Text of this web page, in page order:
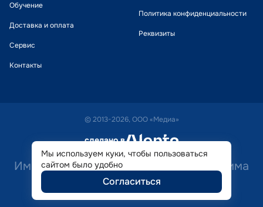
Обучение
Доставка и оплата
Сервис
Контакты
Политика конфиденциальности
Реквизиты
© 2013-2026, ООО «Медиа»
сделано в alente
Имеются противопоказания. Необходима
консультация специалиста.
Мы используем куки, чтобы пользоваться
сайтом было удобно
Согласиться